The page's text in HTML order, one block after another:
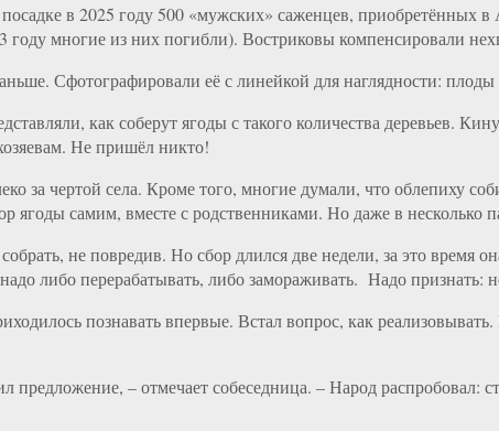
посадке в 2025 году 500 «мужских» саженцев,
году многие из них погибли). Востриковы компенсировали
Сфотографировали её с линейкой для наглядности:
как соберут ягоды с такого количества деревьев.
Не пришёл никто!
за чертой села. Кроме того, многие думали, что облепиху
самим, вместе с родственниками. Но даже в несколько
не повредив. Но сбор длился две недели, за это время
либо перерабатывать, либо замораживать. Надо
познавать впервые. Встал вопрос, как
предложение, – отмечает собеседница. – Народ